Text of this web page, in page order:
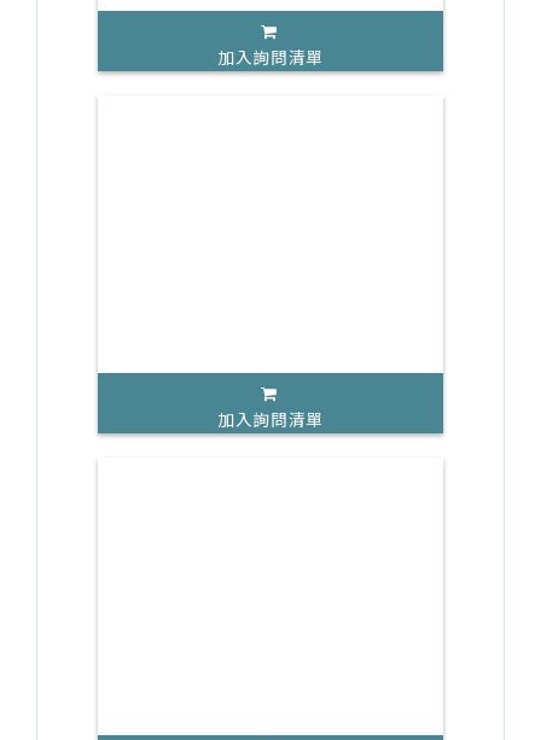
加入詢問清單
加入詢問清單